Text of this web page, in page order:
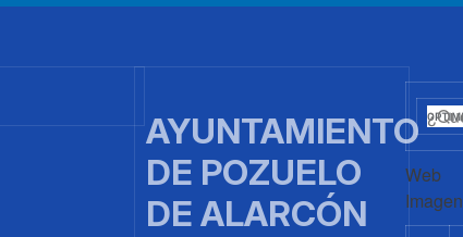
AYUNTAMIENTO
DE POZUELO
DE ALARCÓN
Web
Imagen